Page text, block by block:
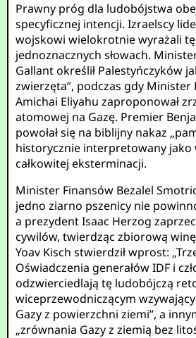
Prawny próg dla ludobójstwa
specyficznej intencji. Izraelscy
wojskowi wielokrotnie wyrażali
jednoznacznych słowach.
Gallant określił Palestyńczyków
zwierzęta”, podczas gdy Minister
Amichai Eliyahu zaproponował
atomowej na Gazę. Premier
powołał się na biblijny nakaz
historycznie interpretowany jako
całkowitej eksterminacji.
Minister Finansów Bezalel
jedno ziarno pszenicy nie
a prezydent Isaac Herzog
cywilów, twierdząc zbiorową
Yoav Kisch stwierdził wprost:
Oświadczenia generałów IDF i
odzwierciedlają tę ludobójczą
wiceprzewodniczącym
Gazy z powierzchni ziemi”, a
„zrównania Gazy z ziemią bez